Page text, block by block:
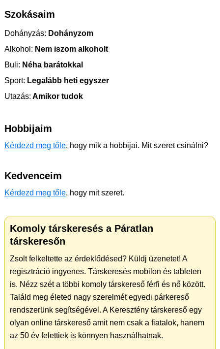
Szokásaim
Dohányzás: Dohányzom
Alkohol: Nem iszom alkoholt
Buli: Néha barátokkal
Sport: Legalább heti egyszer
Utazás: Amikor tudok
Hobbijaim
Kérdezd meg tőle, hogy mik a hobbijai. Mit szeret csinálni?
Kedvenceim
Kérdezd meg tőle, hogy mit szeret.
Komoly társkeresés a Páratlan
társkeresőn
Zsolt felkeltette az érdeklődésed? Küldj üzenetet! A
regisztráció ingyenes. Társkeresés mobilon és tableten
is. Nézz szét a többi komoly társkereső férfi és nő között.
Találd meg életed nagy szerelmét egyedi párkereső
rendszerünk segítségével. A Keresztény társkereső egy
olyan online társkereső amit nem csak a fiatalok, hanem
az 50 év felettiek is könnyen használhatnak.